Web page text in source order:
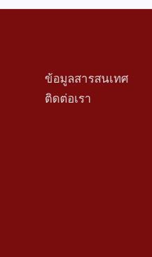
ข้อมูลสารสนเทศ
ติดต่อเรา